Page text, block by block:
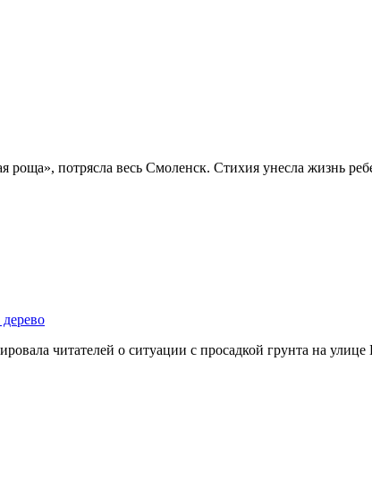
роща», потрясла весь Смоленск. Стихия унесла жизнь
читателей о ситуации с просадкой грунта на